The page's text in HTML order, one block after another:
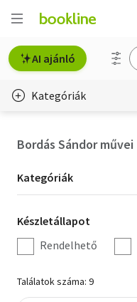
AI ajánló
Kategóriák
Hobbi, szabadidő
Irodalom
Művészet
Bordás Sándor művei
Kategória
szűrés
Kategóriák
Készletállapot
szűrés
Készletállapot
Rendelhető
Találatok száma: 9